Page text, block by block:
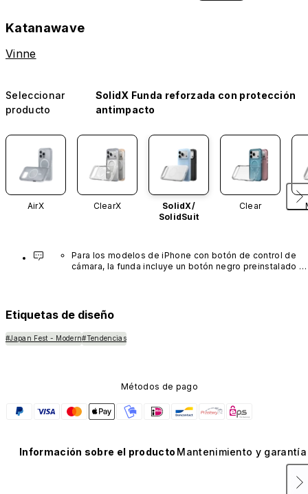
Katanawave
Vinne
Seleccionar
producto
SolidX Funda reforzada con protección
antimpacto
AirX ClearX
SolidX/
SolidSuit
Clear
Para los modelos de iPhone con botón de control de
cámara, la funda incluye un botón negro preinstalado
Etiquetas de diseño
#Japan Fest - Modern#Tendencias
Métodos de pago
Información sobre el producto Mantenimiento y garantía